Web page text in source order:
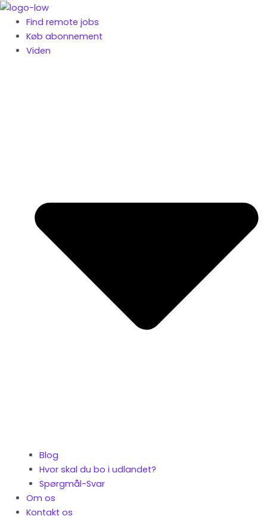
Gå
indholdet
Find remote jobs
Køb abonnement
Viden
Blog
Hvor skal du bo i udlandet?
Spørgmål-Svar
Om os
Kontakt os